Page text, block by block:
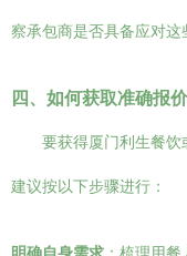
察承包商是否具备应对这
四、如何获取准确报
要获得厦门利生餐饮
建议按以下步骤进行：